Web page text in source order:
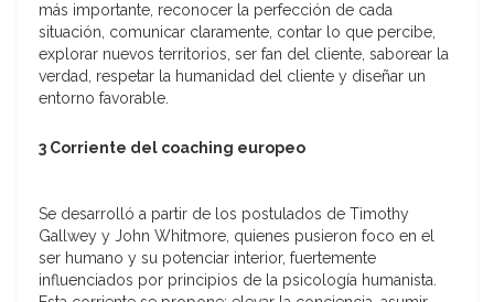
más importante, reconocer la perfección de cada
situación, comunicar claramente, contar lo que percibe,
explorar nuevos territorios, ser fan del cliente, saborear la
verdad, respetar la humanidad del cliente y diseñar un
entorno favorable.
3 Corriente del coaching europeo
Se desarrolló a partir de los postulados de Timothy
Gallwey y John Whitmore, quienes pusieron foco en el
ser humano y su potenciar interior, fuertemente
influenciados por principios de la psicología humanista.